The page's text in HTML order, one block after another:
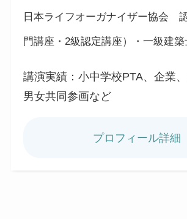
日本ライフオーガナイザー協会
門講座・2級認定講座）・一級建築
講演実績：小中学校PTA、企業、
男女共同参画など
プロフィール詳細